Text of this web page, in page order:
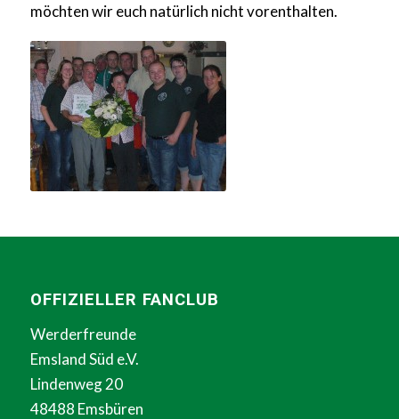
möchten wir euch natürlich nicht vorenthalten.
OFFIZIELLER FANCLUB
Werderfreunde
Emsland Süd e.V.
Lindenweg 20
48488 Emsbüren